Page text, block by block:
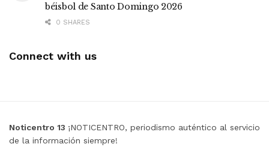
béisbol de Santo Domingo 2026
0 SHARES
Connect with us
Noticentro 13 ¡NOTICENTRO, periodismo auténtico al servicio
de la información siempre!